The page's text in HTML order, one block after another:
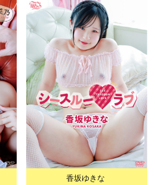
香坂ゆきな